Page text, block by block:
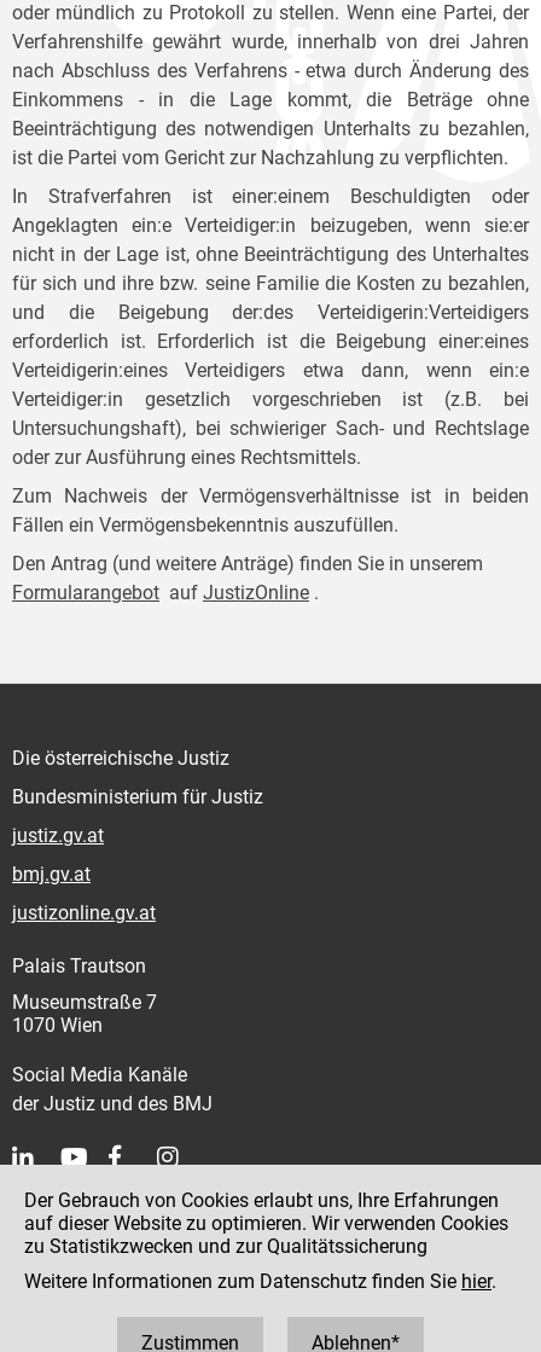
oder mündlich zu Protokoll zu stellen. Wenn eine Partei, der
Verfahrenshilfe gewährt wurde, innerhalb von drei Jahren
nach Abschluss des Verfahrens - etwa durch Änderung des
Einkommens - in die Lage kommt, die Beträge ohne
Beeinträchtigung des notwendigen Unterhalts zu bezahlen,
ist die Partei vom Gericht zur Nachzahlung zu verpflichten.
In Strafverfahren ist einer:einem Beschuldigten oder
Angeklagten ein:e Verteidiger:in beizugeben, wenn sie:er
nicht in der Lage ist, ohne Beeinträchtigung des Unterhaltes
für sich und ihre bzw. seine Familie die Kosten zu bezahlen,
und die Beigebung der:des Verteidigerin:Verteidigers
erforderlich ist. Erforderlich ist die Beigebung einer:eines
Verteidigerin:eines Verteidigers etwa dann, wenn ein:e
Verteidiger:in gesetzlich vorgeschrieben ist (z.B. bei
Untersuchungshaft), bei schwieriger Sach- und Rechtslage
oder zur Ausführung eines Rechtsmittels.
Zum Nachweis der Vermögensverhältnisse ist in beiden
Fällen ein Vermögensbekenntnis auszufüllen.
Den Antrag (und weitere Anträge) finden Sie in unserem
Formularangebot auf JustizOnline .
Die österreichische Justiz
Bundesministerium für Justiz
justiz.gv.at
bmj.gv.at
justizonline.gv.at
Palais Trautson
Museumstraße 7
1070 Wien
Social Media Kanäle
der Justiz und des BMJ
Kontakt
Impressum
Datenschutz
Der Gebrauch von Cookies erlaubt uns, Ihre Erfahrungen
auf dieser Website zu optimieren. Wir verwenden Cookies
zu Statistikzwecken und zur Qualitätssicherung
Weitere Informationen zum Datenschutz finden Sie hier.
Zustimmen Ablehnen*